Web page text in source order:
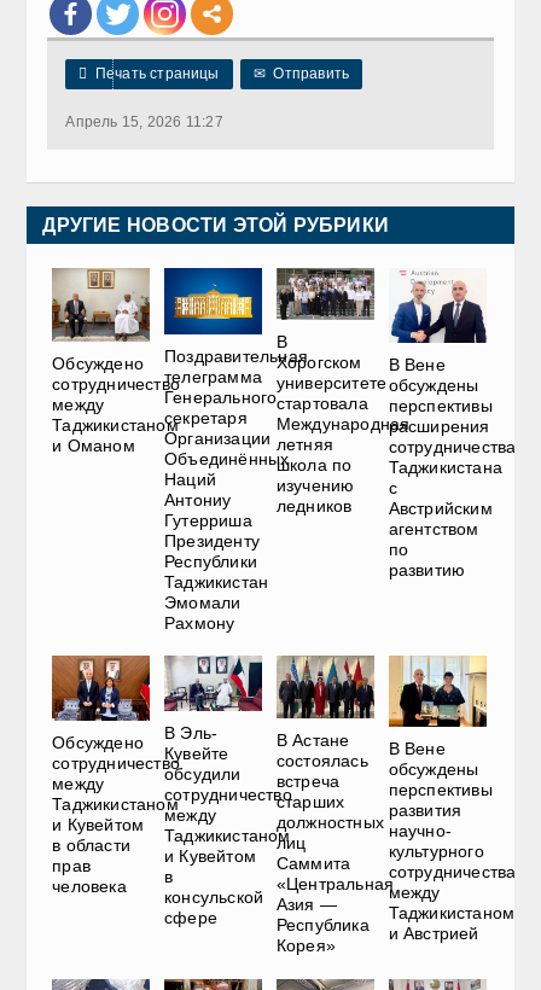
 Печать страницы ✉ Отправить
Апрель 15, 2026 11:27
ДРУГИЕ НОВОСТИ ЭТОЙ РУБРИКИ
Обсуждено
сотрудничество
между
Таджикистаном
и Оманом
Поздравительная
телеграмма
Генерального
секретаря
Организации
Объединённых
Наций
Антониу
Гутерриша
Президенту
Республики
Таджикистан
Эмомали
Рахмону
В
Хорогском
университете
стартовала
Международная
летняя
школа по
изучению
ледников
В Вене
обсуждены
перспективы
расширения
сотрудничества
Таджикистана
с
Австрийским
агентством
по
развитию
Обсуждено
сотрудничество
между
Таджикистаном
и Кувейтом
в области
прав
человека
В Эль-
Кувейте
обсудили
сотрудничество
между
Таджикистаном
и Кувейтом
в
консульской
сфере
В Астане
состоялась
встреча
старших
должностных
лиц
Саммита
«Центральная
Азия —
Республика
Корея»
В Вене
обсуждены
перспективы
развития
научно-
культурного
сотрудничества
между
Таджикистаном
и Австрией